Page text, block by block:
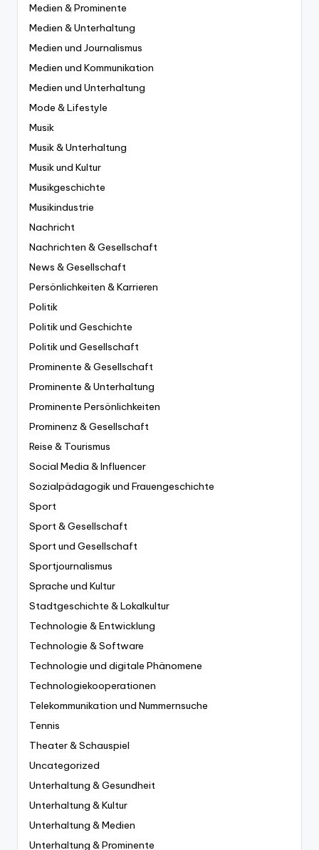
Medien & Prominente
Medien & Unterhaltung
Medien und Journalismus
Medien und Kommunikation
Medien und Unterhaltung
Mode & Lifestyle
Musik
Musik & Unterhaltung
Musik und Kultur
Musikgeschichte
Musikindustrie
Nachricht
Nachrichten & Gesellschaft
News & Gesellschaft
Persönlichkeiten & Karrieren
Politik
Politik und Geschichte
Politik und Gesellschaft
Prominente & Gesellschaft
Prominente & Unterhaltung
Prominente Persönlichkeiten
Prominenz & Gesellschaft
Reise & Tourismus
Social Media & Influencer
Sozialpädagogik und Frauengeschichte
Sport
Sport & Gesellschaft
Sport und Gesellschaft
Sportjournalismus
Sprache und Kultur
Stadtgeschichte & Lokalkultur
Technologie & Entwicklung
Technologie & Software
Technologie und digitale Phänomene
Technologiekooperationen
Telekommunikation und Nummernsuche
Tennis
Theater & Schauspiel
Uncategorized
Unterhaltung & Gesundheit
Unterhaltung & Kultur
Unterhaltung & Medien
Unterhaltung & Prominente